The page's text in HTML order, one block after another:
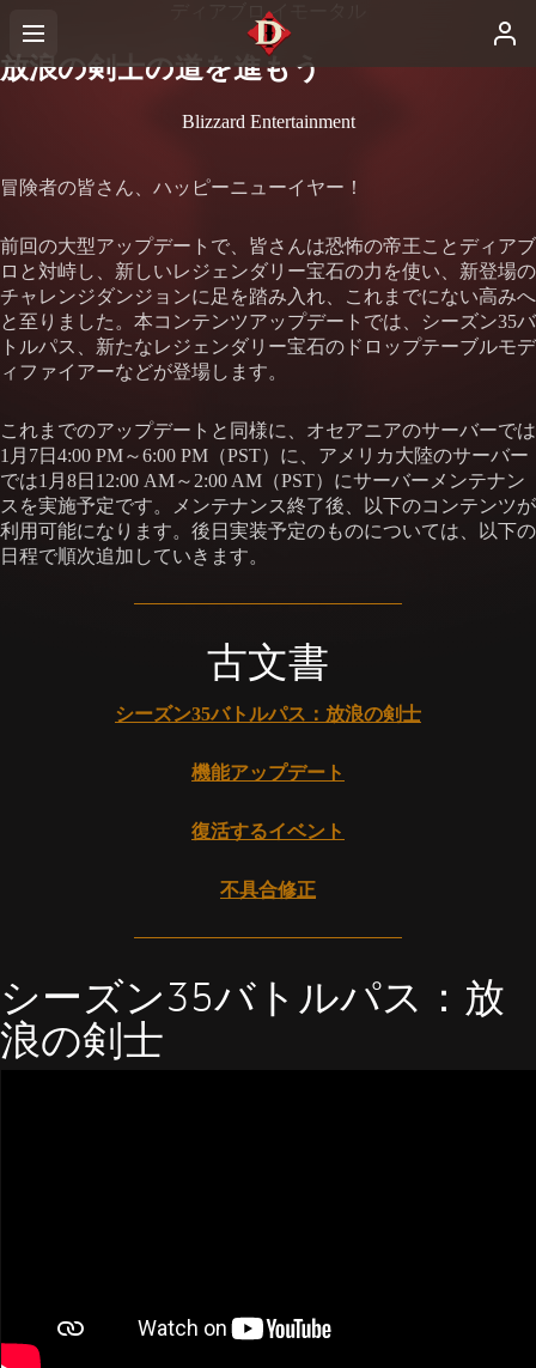
ディアブロ イモータル
放浪の剣士の道を進もう
Blizzard Entertainment
冒険者の皆さん、ハッピーニューイヤー！
前回の大型アップデートで、皆さんは恐怖の帝王ことディアブ
ロと対峙し、新しいレジェンダリー宝石の力を使い、新登場の
チャレンジダンジョンに足を踏み入れ、これまでにない高みへ
と至りました。本コンテンツアップデートでは、シーズン35バ
トルパス、新たなレジェンダリー宝石のドロップテーブルモデ
ィファイアーなどが登場します。
これまでのアップデートと同様に、オセアニアのサーバーでは
1月7日4:00 PM～6:00 PM（PST）に、アメリカ大陸のサーバー
では1月8日12:00 AM～2:00 AM（PST）にサーバーメンテナン
スを実施予定です。メンテナンス終了後、以下のコンテンツが
利用可能になります。後日実装予定のものについては、以下の
日程で順次追加していきます。
古文書
シーズン35バトルパス：放浪の剣士
機能アップデート
復活するイベント
不具合修正
シーズン35バトルパス：放
浪の剣士